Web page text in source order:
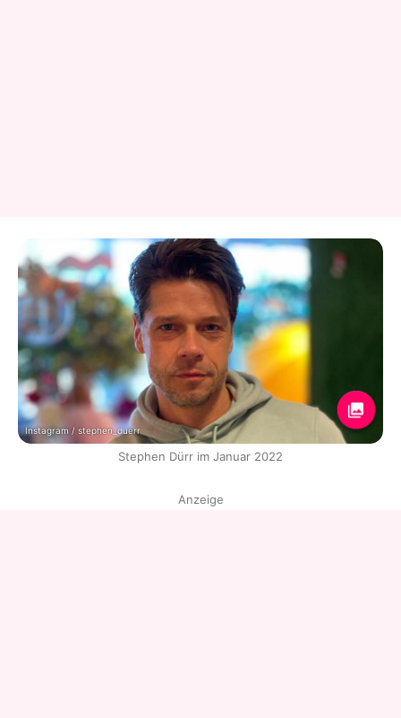
Instagram / stephen_duerr
Stephen Dürr im Januar 2022
Anzeige